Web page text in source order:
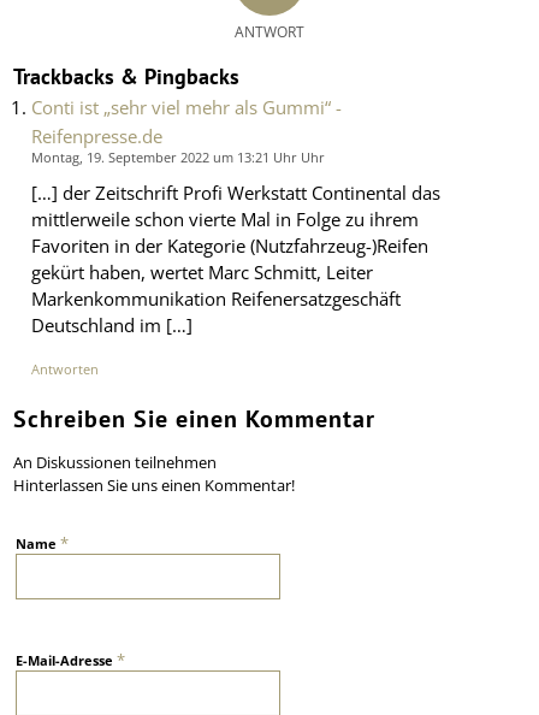
ANTWORT
Trackbacks & Pingbacks
Conti ist „sehr viel mehr als Gummi“ -
Reifenpresse.de
Montag, 19. September 2022 um 13:21 Uhr Uhr
[…] der Zeitschrift Profi Werkstatt Continental das
mittlerweile schon vierte Mal in Folge zu ihrem
Favoriten in der Kategorie (Nutzfahrzeug-)Reifen
gekürt haben, wertet Marc Schmitt, Leiter
Markenkommunikation Reifenersatzgeschäft
Deutschland im […]
Antworten
Schreiben Sie einen Kommentar
An Diskussionen teilnehmen
Hinterlassen Sie uns einen Kommentar!
Name*
E-Mail-Adresse*